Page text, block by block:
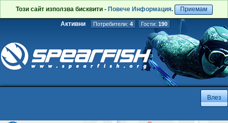
Този сайт използва бисквити - Повече Информация. Приемам
Активни Потребители: 4 Гости: 190